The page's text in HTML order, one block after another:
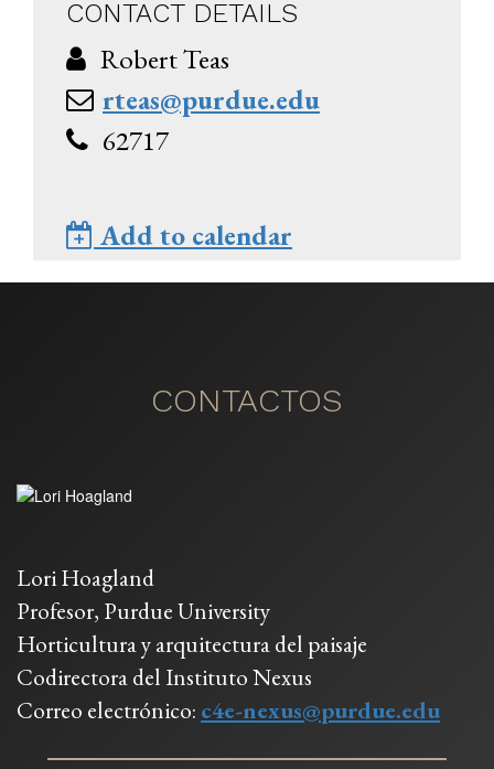
CONTACT DETAILS
Robert Teas
rteas@purdue.edu
62717
Add to calendar
CONTACTOS
Lori Hoagland
Profesor, Purdue University
Horticultura y arquitectura del paisaje
Codirectora del Instituto Nexus
Correo electrónico: c4e-nexus@purdue.edu